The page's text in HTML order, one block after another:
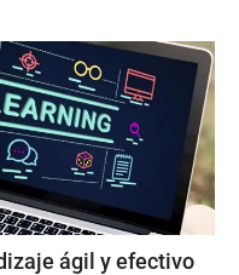
ágil y efectivo